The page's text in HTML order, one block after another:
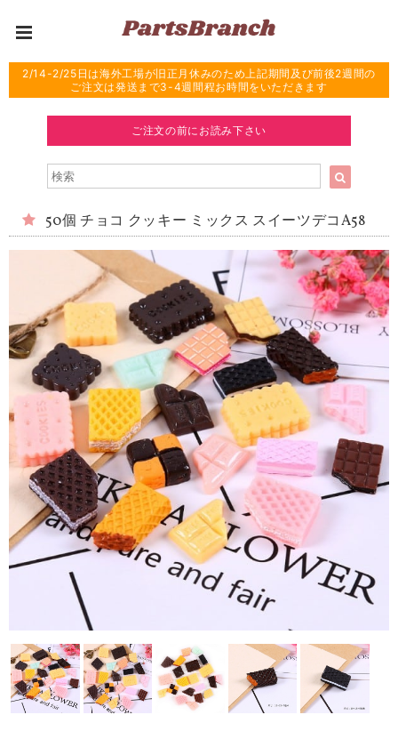
2/14-2/25日は海外工場が旧正月休みのため上記期間及び前後2週間の
ご注文は発送まで3-4週間程お時間をいただきます
ご注文の前にお読み下さい
50個 チョコ クッキー ミックス スイーツデコA58